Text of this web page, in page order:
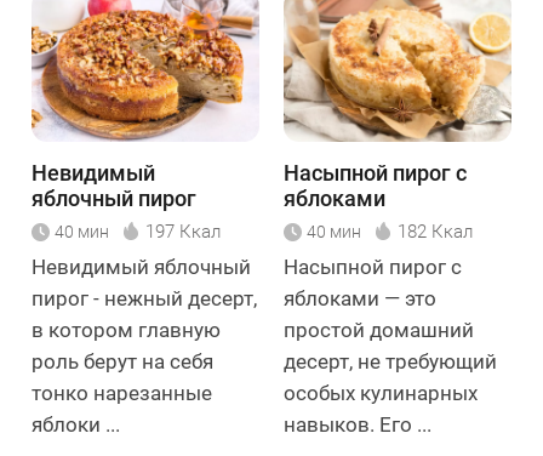
Невидимый
яблочный пирог
40 мин 197 Ккал
Невидимый яблочный
пирог - нежный десерт,
в котором главную
роль берут на себя
тонко нарезанные
яблоки ...
Насыпной пирог с
яблоками
40 мин 182 Ккал
Насыпной пирог с
яблоками — это
простой домашний
десерт, не требующий
особых кулинарных
навыков. Его ...